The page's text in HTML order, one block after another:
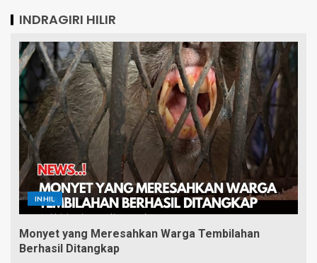
INDRAGIRI HILIR
INHIL
Monyet yang Meresahkan Warga Tembilahan
Berhasil Ditangkap